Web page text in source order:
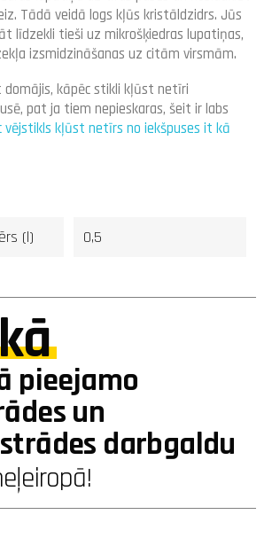
Tādā veidā logs kļūs kristāldzidrs. Jūs
līdzekli tieši uz mikrošķiedras lupatiņas,
izsmidzināšanas uz citām virsmām.
kāpēc stikli kļūst netīri
pat ja tiem nepieskaras, šeit ir labs
vējstikls kļūst netīrs no iekšpuses it kā
(l) 0,5
pieejamo
un
darbgaldu